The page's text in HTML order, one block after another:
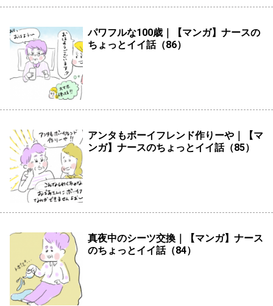
パワフルな100歳｜【マンガ】ナースの
ちょっとイイ話（86）
アンタもボーイフレンド作りーや｜【マ
ンガ】ナースのちょっとイイ話（85）
真夜中のシーツ交換｜【マンガ】ナース
のちょっとイイ話（84）